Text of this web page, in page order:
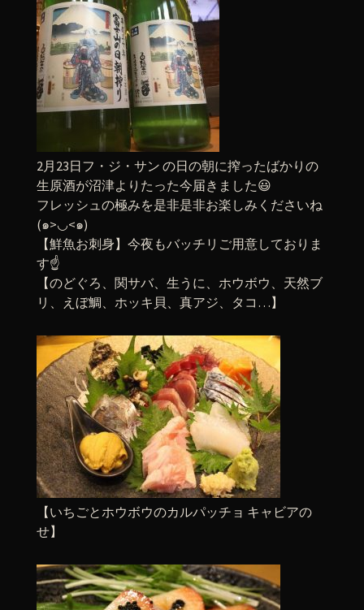
2月23日フ・ジ・サン の日の朝に搾ったばかりの
生原酒が沼津よりたった今届きました😃
フレッシュの極みを是非是非お楽しみくださいね
(๑>◡<๑)
【鮮魚お刺身】今夜もバッチリご用意しておりま
す☝️
【のどぐろ、関サバ、生うに、ホウボウ、天然ブ
リ、えぼ鯛、ホッキ貝、真アジ、タコ…】
【いちごとホウボウのカルパッチョ キャビアの
せ】